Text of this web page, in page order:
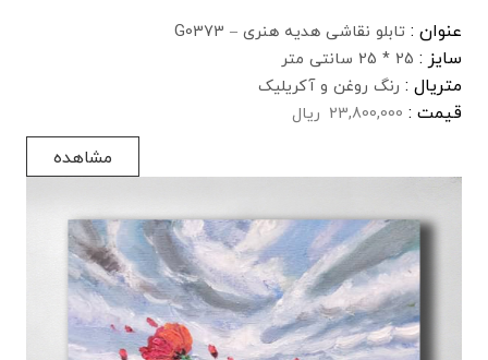
عنوان : تابلو نقاشی هدیه هنری – G0373
سایز : 25 * 25 سانتی متر
متریال : رنگ روغن و آکریلیک
قیمت : 23,800,000 ریال
مشاهده